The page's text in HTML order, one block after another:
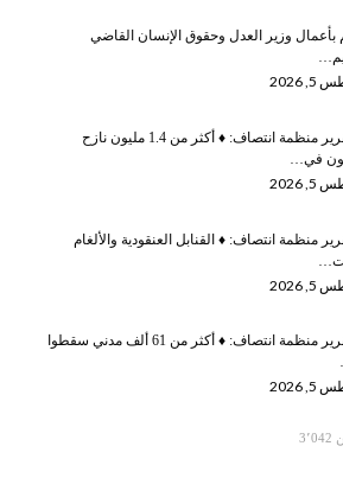
بأعمال وزير العدل وحقوق الإنسان القاضي
2026
منظمة انتصاف: ♦️
أكثر من 1.4 مليون نازح
في…
2026
منظمة انتصاف: ♦️القنابل العنقودية والألغام
2026
منظمة انتصاف: ♦️
أكثر من 61 ألف مدني سقطوا
2026